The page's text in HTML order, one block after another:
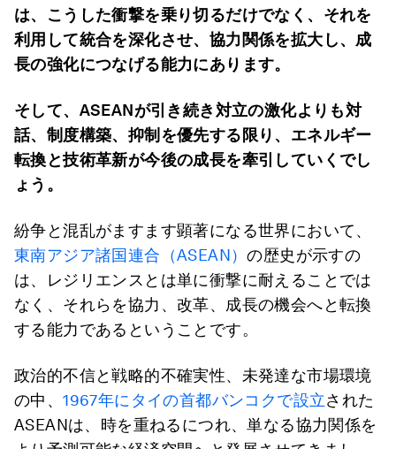
は、こうした衝撃を乗り切るだけでなく、それを
利用して統合を深化させ、協力関係を拡大し、成
長の強化につなげる能力にあります。
そして、ASEANが引き続き対立の激化よりも対
話、制度構築、抑制を優先する限り、エネルギー
転換と技術革新が今後の成長を牽引していくでし
ょう。
紛争と混乱がますます顕著になる世界において、
東南アジア諸国連合（ASEAN）の歴史が示すの
は、レジリエンスとは単に衝撃に耐えることでは
なく、それらを協力、改革、成長の機会へと転換
する能力であるということです。
政治的不信と戦略的不確実性、未発達な市場環境
の中、1967年にタイの首都バンコクで設立された
ASEANは、時を重ねるにつれ、単なる協力関係を